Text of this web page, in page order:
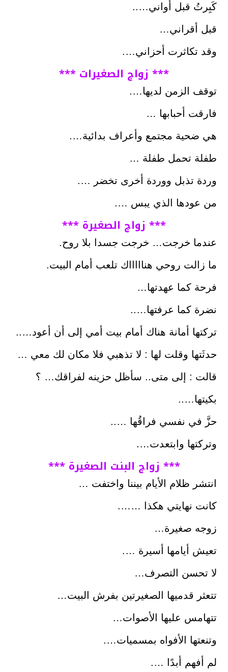
كَبِرتُ قبل أواني…..
قبل أقراني…
وقد تكاثرت أحزاني….
*** زواج الصغيرات ***
توقف الزمن لديها….
فارقت أحبابها …
هي ضحية مجتمع وأعراف بدائية….
طفلة تحمل طفلة …
وردة تذبل ووردة أخرى تخضر ….
من عودها الذي يبس ….
*** زواج الصغيرة ***
عندما خرجت… خرجت جسدا بلا روح.
ما زالت روحي هناااااك تلعب أمام البيت.
فرحة كما عهدتها…
نضرة كما عرفتها…..
تركتها أمانة هناك أمام بيت أمي إلى أن أعود…..
حدثَتها وقلت لها : لا تذهبي فلا مكان لك معي …
قالت : إلى متى.. سأظل حزينه لفراقك… ؟
بكيتها…..
حزَّ في نفسي فراقُها …..
وتركتها وابتعدت….
*** زواج البنت الصغيرة ***
انتشر ظلام الأيام بيننا واختفت …
كانت نهايتي هكذا …….
زوجه صغيرة…
تعيش أيامها أسيرة ….
لا تحسن التصرف…
تتعثر قدميها الصغيرتين بفرش البيت…
تتهامس عليها الأصوات…
وتنعتها الأفواه بمسميات….
لم أفهم أبدًا ….